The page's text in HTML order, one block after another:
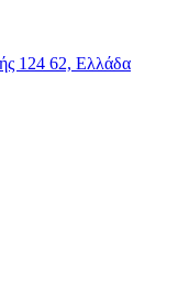
124 62, Ελλάδα